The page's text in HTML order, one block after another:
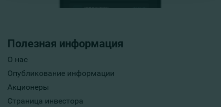
Полезная информация
О нас
Опубликование информации
Акционеры
Страница инвестора